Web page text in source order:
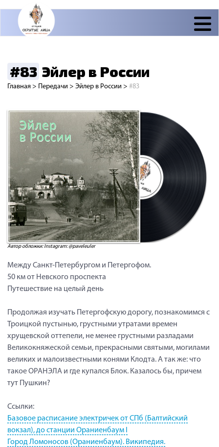
#83 Эйлер в России
Главная > Передачи > Эйлер в России > #83
Автор обложки: Instagram: @paveleuler
Между Санкт-Петербургом и Петергофом.
50 км от Невского проспекта
Путешествие на целый день
Продолжая изучать Петергофскую дорогу, познакомимся с
Троицкой пустынью, грустными утратами времен
хрущевской оттепели, не менее грустными разладами
Великокняжеской семьи, прекрасными святыми, могилами
великих и малоизвестными конями Клодта. А так же: что
такое ОРАНЭЛА и где купался Блок. Казалось бы, причем
тут Пушкин?
Ссылки:
Базовое расписание электричек от СПб (Балтийский
вокзал), до станции Ораниенбаум I
Город Ломоносов (Ораниенбаум). Википедия.